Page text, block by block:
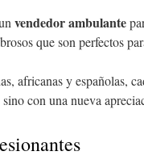
vendedor ambulante
que son perfectos
africanas y españolas,
con una nueva